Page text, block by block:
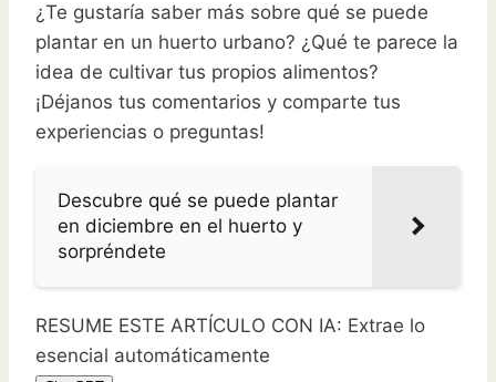
¿Te gustaría saber más sobre qué se puede
plantar en un huerto urbano? ¿Qué te parece la
idea de cultivar tus propios alimentos?
¡Déjanos tus comentarios y comparte tus
experiencias o preguntas!
Descubre qué se puede plantar
en diciembre en el huerto y
sorpréndete
RESUME ESTE ARTÍCULO CON IA: Extrae lo
esencial automáticamente